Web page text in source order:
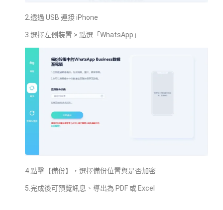
2.透過 USB 連接 iPhone
3.選擇左側裝置 > 點選「WhatsApp」
4.點擊【備份】，選擇備份位置與是否加密
5.完成後可預覽訊息、導出為 PDF 或 Excel